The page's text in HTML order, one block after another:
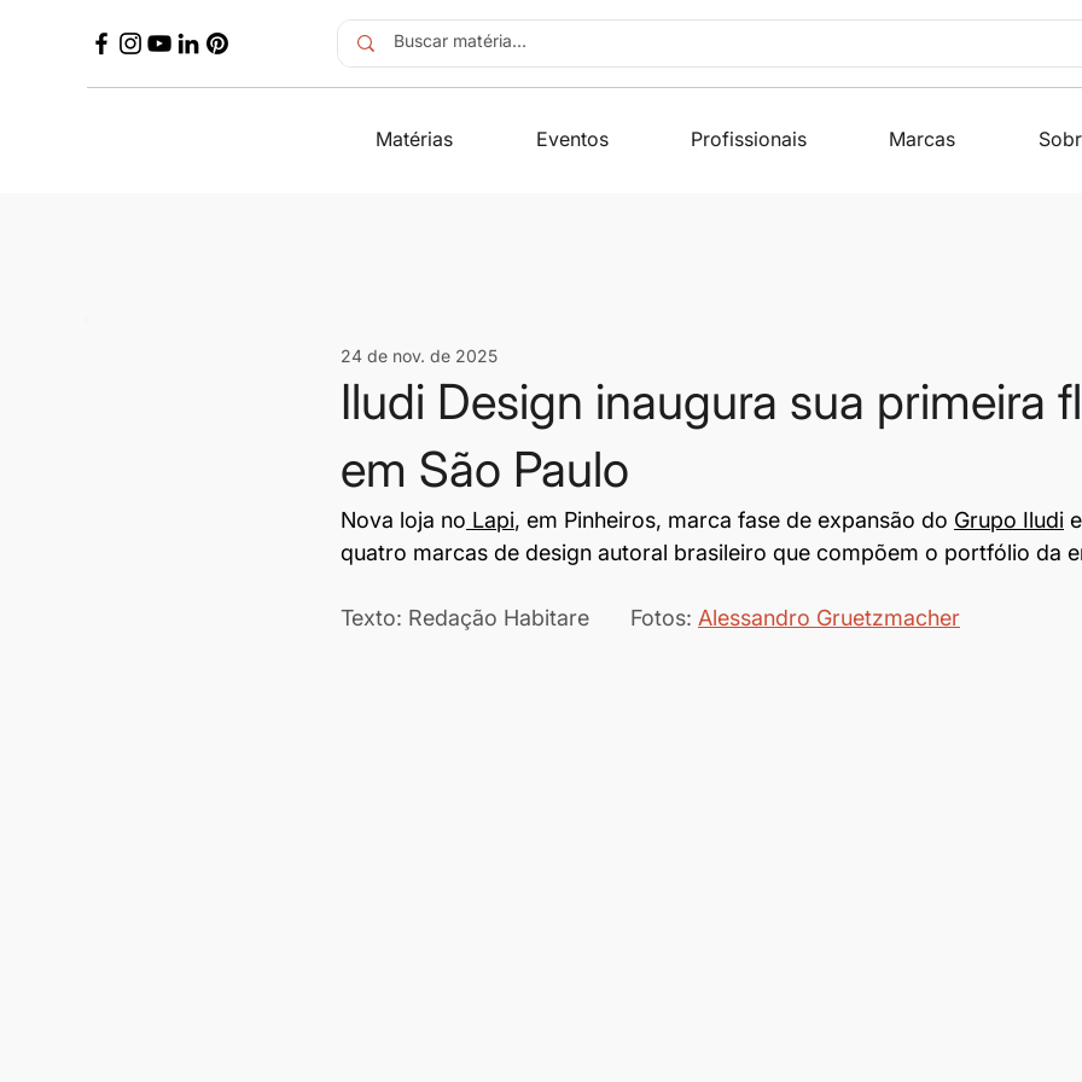
Matérias Eventos Profissionais Marcas
Iludi Design inaugura sua primeira
em São Paulo
24 de nov. de 2025
Nova loja no Lapi, em Pinheiros, marca fase de expansão do Grupo Iludi
quatro marcas de design autoral brasileiro que compõem o portfólio da
Texto: Redação Habitare	Fotos: Alessandro Gruetzmacher